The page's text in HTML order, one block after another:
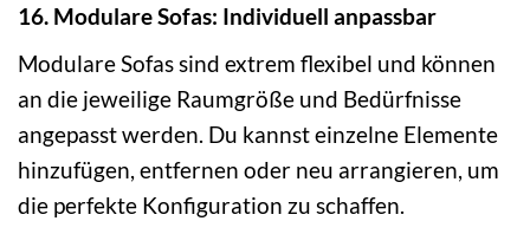
16. Modulare Sofas: Individuell anpassbar
Modulare Sofas sind extrem flexibel und können
an die jeweilige Raumgröße und Bedürfnisse
angepasst werden. Du kannst einzelne Elemente
hinzufügen, entfernen oder neu arrangieren, um
die perfekte Konfiguration zu schaffen.